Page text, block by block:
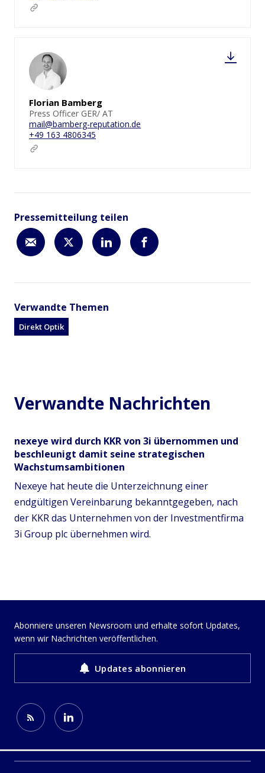
Florian Bamberg
Press Officer GER/ AT
mail@bamberg-reputation.de
+49 163 4806345
Pressemitteilung teilen
Verwandte Themen
Direkt Optik
Verwandte Nachrichten
nexeye wird durch KKR von 3i übernommen und
beschleunigt damit seine strategischen
Wachstumsambitionen
Nexeye hat heute die Unterzeichnung einer
endgültigen Vereinbarung bekanntgegeben, nach
der KKR das Unternehmen von der Investmentfirma
3i Group plc übernehmen wird.
Abonniere unseren Newsroom und erhalte sofort Updates,
wenn wir Nachrichten veröffentlichen.
Updates abonnieren